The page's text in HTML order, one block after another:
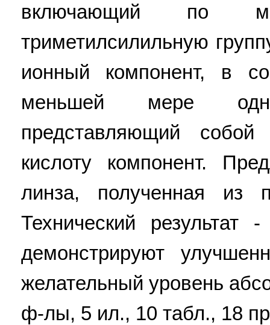
включающий по
триметилсилильную
ионный компонент, в
меньшей мере
представляющий
кислоту компонент.
линза, полученная из
Технический
демонстрируют
желательный уровень
ф-лы, 5 ил., 10 табл., 18